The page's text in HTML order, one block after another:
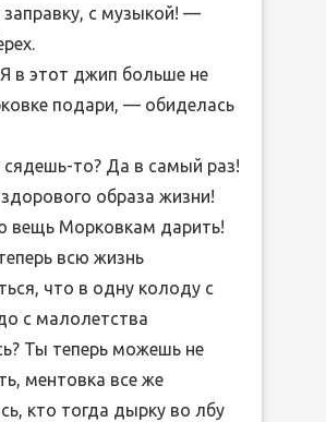
заправку, с музыкой! —
в этот джип больше не
подари, — обиделась
то? Да в самый раз!
образа жизни!
вещь Морковкам дарить!
всю жизнь
что в одну колоду с
с малолетства
Ты теперь можешь не
ментовка все же
кто тогда дырку во лбу